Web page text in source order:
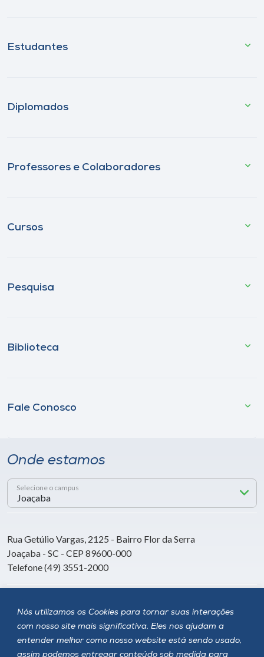
Nós utilizamos os Cookies para tornar suas interações
com nosso site mais significativa. Eles nos ajudam a
entender melhor como nosso website está sendo usado,
assim podemos entregar conteúdo sob medida para
Estudantes
Diplomados
Professores e Colaboradores
Cursos
Pesquisa
Biblioteca
Fale Conosco
Onde estamos
Selecione o campus
Rua Getúlio Vargas, 2125 - Bairro Flor da Serra
Joaçaba - SC - CEP 89600-000
Telefone (49) 3551-2000
Siga a Unoesc